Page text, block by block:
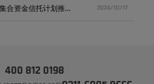
渤海信托·广益周周盈1号集合资金信托计划推介书.pdf 2024/10/17
400 812 0198